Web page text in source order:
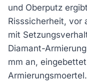
und Oberputz
Risssicherheit, vor
mit
Diamant-
mm an,